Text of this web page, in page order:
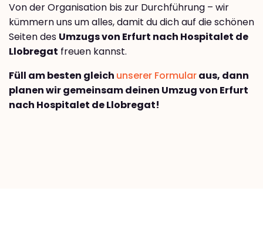
Von der Organisation bis zur Durchführung – wir
kümmern uns um alles, damit du dich auf die schönen
Seiten des Umzugs von Erfurt nach Hospitalet de
Llobregat freuen kannst.
Füll am besten gleich unserer Formularaus, dann
planen wir gemeinsam deinen Umzug von Erfurt
nach Hospitalet de Llobregat!